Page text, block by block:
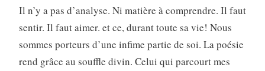
Il n’y a pas d’analyse. Ni matière à comprendre. Il faut
sentir. Il faut aimer. et ce, durant toute sa vie! Nous
sommes porteurs d’une infime partie de soi. La poésie
rend grâce au souffle divin. Celui qui parcourt mes